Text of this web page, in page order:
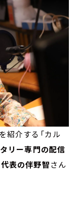
紹介する「カル
リー専門の配信
表の伴野智さん